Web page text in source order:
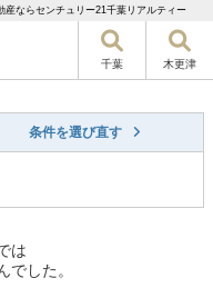
ならセンチュリー21千葉リアルティー
千葉 木更津
条件を選び直す
は
でした。